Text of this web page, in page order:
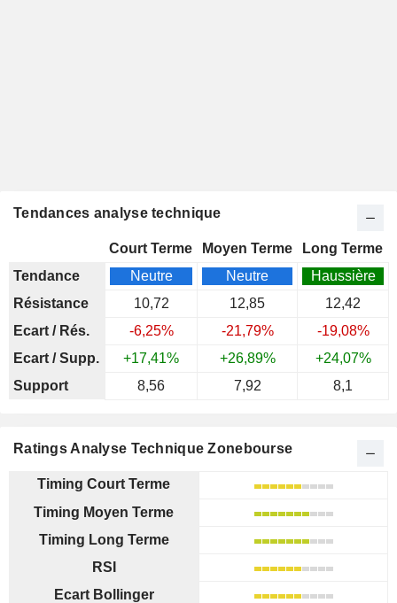
Tendances analyse technique
Court Terme Moyen Terme
Long Terme
Tendance
Neutre Neutre
Haussière
Résistance
10,72 12,85
12,42
Ecart / Rés.
-6,25% -21,79%
-19,08%
Ecart / Supp.
+17,41% +26,89%
+24,07%
Support
8,56 7,92 8,1
Ratings Analyse Technique Zonebourse
Timing Court Terme
Timing Moyen Terme
Timing Long Terme
RSI
Ecart Bollinger